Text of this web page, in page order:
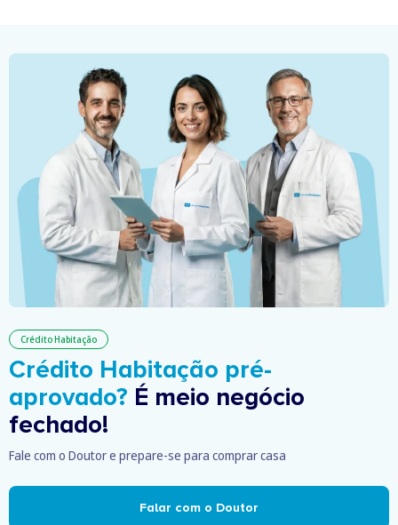
Crédito Habitação
Crédito Habitação pré-
aprovado? É meio negócio
fechado!
Fale com o Doutor e prepare-se para comprar casa
Falar com o Doutor